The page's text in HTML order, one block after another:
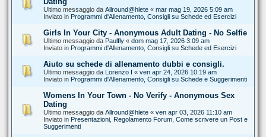
Ultimo messaggio da Allround@hlete « mar mag 19, 2026 5:09 am
Inviato in Programmi d'Allenamento, Consigli su Schede ed Esercizi
Girls In Your City - Anonymous Adult Dating - No Selfie
Ultimo messaggio da Paulfly « dom mag 17, 2026 3:09 am
Inviato in Programmi d'Allenamento, Consigli su Schede ed Esercizi
Aiuto su schede di allenamento dubbi e consigli.
Ultimo messaggio da Lorenzo I « ven apr 24, 2026 10:19 am
Inviato in Programmi d'Allenamento, Consigli su Schede e Suggerimenti
Womens In Your Town - No Verify - Anonymous Sex
Dating
Ultimo messaggio da Allround@hlete « ven apr 03, 2026 11:10 am
Inviato in Presentazioni, Regolamento Forum, Come scrivere un Post e
Suggerimenti